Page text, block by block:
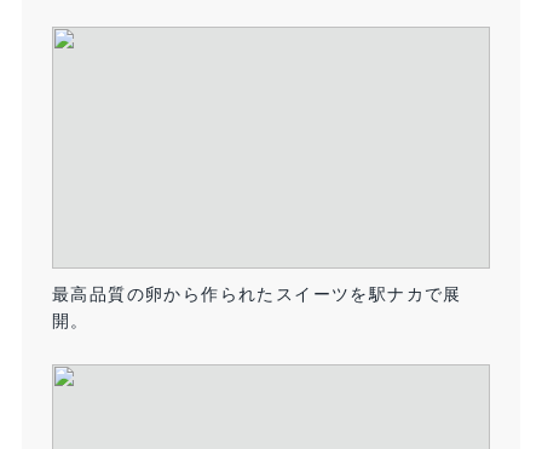
最高品質の卵から作られたスイーツを駅ナカで展
開。